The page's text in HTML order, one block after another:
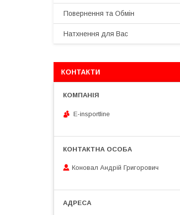
Повернення та Обмін
Натхнення для Вас
КОНТАКТИ
E-insportline
Коновал Андрій Григорович